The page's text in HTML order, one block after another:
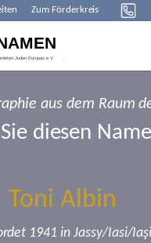
Zum Förderkreis
aus dem Raum
diesen
Toni Albin
1941 in Jassy/Iasi/Iaşi